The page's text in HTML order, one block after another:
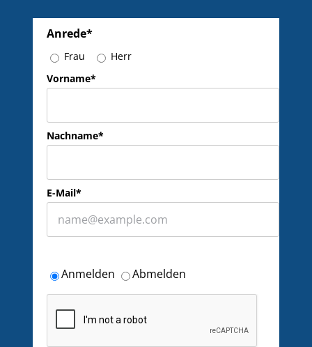
Anrede*
Frau
Herr
Vorname*
Nachname*
E-Mail*
Anmelden Abmelden